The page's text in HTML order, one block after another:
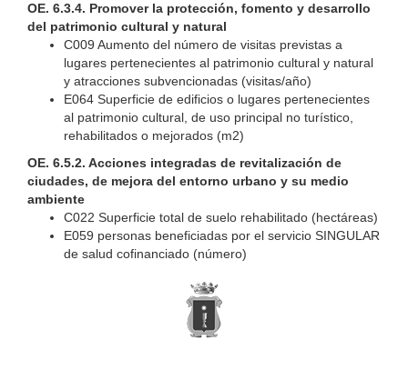
OE. 6.3.4. Promover la protección, fomento y desarrollo
del patrimonio cultural y natural
C009 Aumento del número de visitas previstas a
lugares pertenecientes al patrimonio cultural y natural
y atracciones subvencionadas (visitas/año)
E064 Superficie de edificios o lugares pertenecientes
al patrimonio cultural, de uso principal no turístico,
rehabilitados o mejorados (m2)
OE. 6.5.2. Acciones integradas de revitalización de
ciudades, de mejora del entorno urbano y su medio
ambiente
C022 Superficie total de suelo rehabilitado (hectáreas)
E059 personas beneficiadas por el servicio SINGULAR
de salud cofinanciado (número)